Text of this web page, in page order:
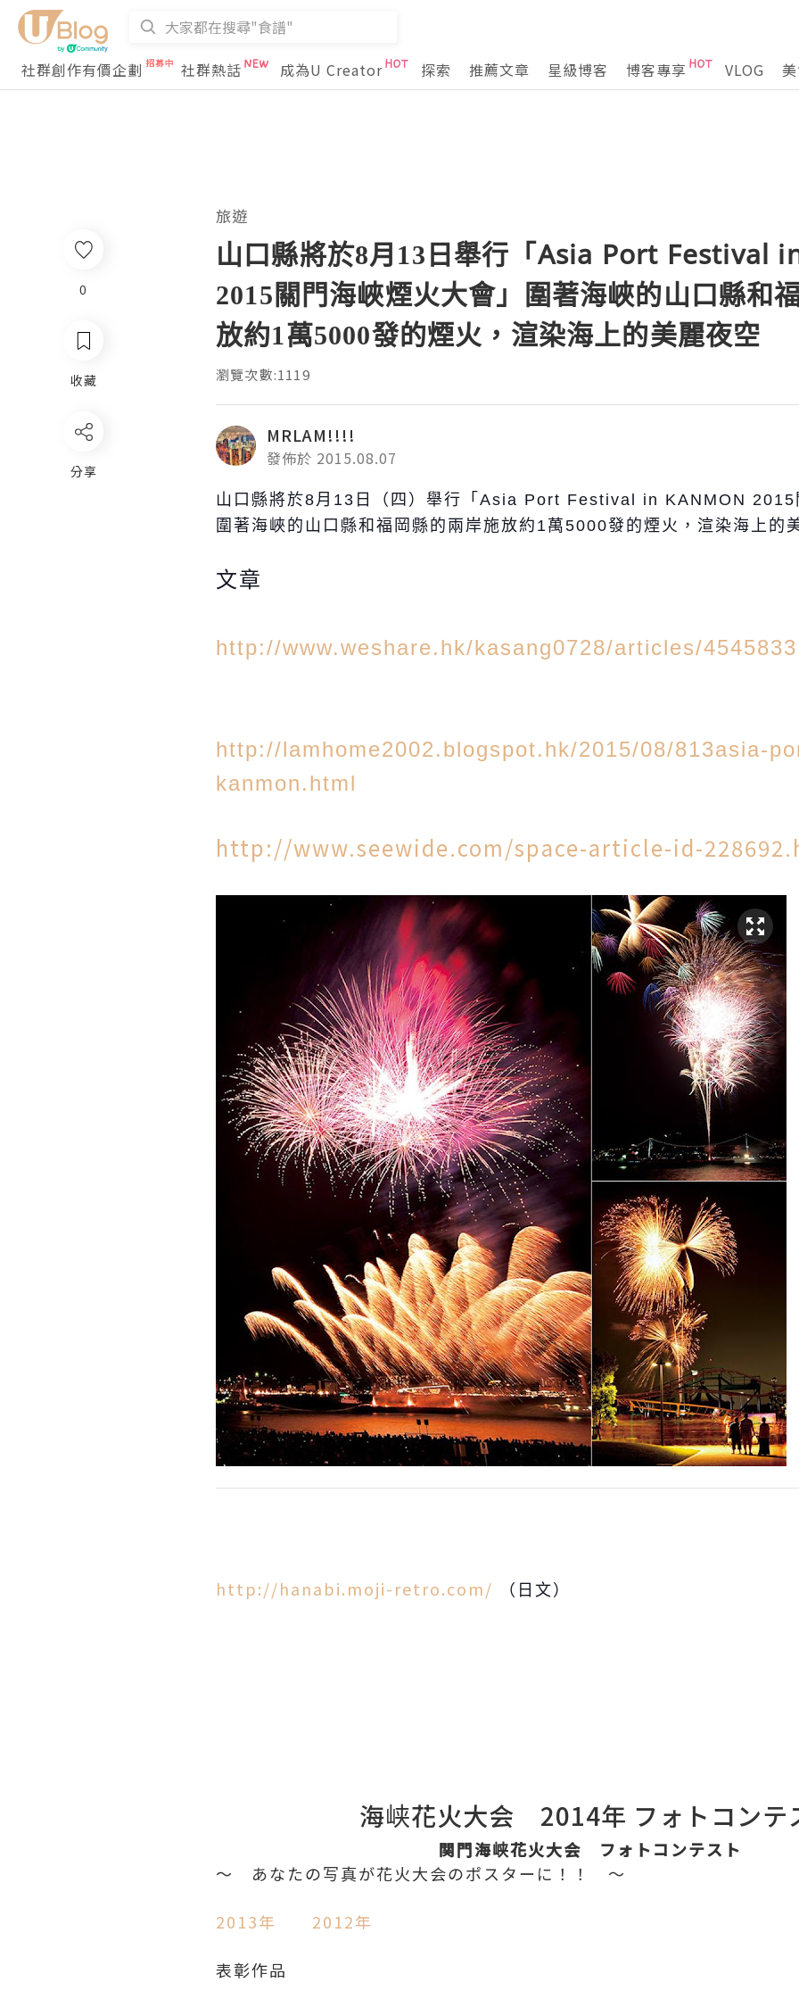
社群創作有價企劃 社群熱話 成為U Creator 探索 推薦文章 星級博客 博客專享 VLOG
0
收藏
分享
旅遊
山口縣將於8月13日舉行「Asia Port Festival
2015關門海峽煙火大會」圍著海峽的山口縣和
放約1萬5000發的煙火，渲染海上的美麗夜空
瀏覽次數:1119
MRLAM!!!!
發佈於 2015.08.07
山口縣將於8月13日（四）舉行「Asia Port Festival in KANMON 2015
圍著海峽的山口縣和福岡縣的兩岸施放約1萬5000發的煙火，渲染海上的
文章
http://www.weshare.hk/kasang0728/articles/4545833
http://lamhome2002.blogspot.hk/2015/08/813asia-
kanmon.html
http://www.seewide.com/space-article-id-
http://hanabi.moji-retro.com/ （日文）
海峡花火大会 2014年 フォトコンテ
関門海峡花火大会 フォトコンテスト
～ あなたの写真が花火大会のポスターに！！ ～
2013年 2012年
表彰作品